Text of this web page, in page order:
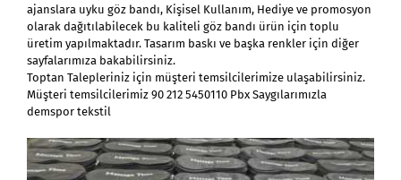
ajanslara uyku göz bandı, Kişisel Kullanım, Hediye ve promosyon
olarak dağıtılabilecek bu kaliteli göz bandı ürün için toplu
üretim yapılmaktadır. Tasarım baskı ve başka renkler için diğer
sayfalarımıza bakabilirsiniz.
Toptan Talepleriniz için müşteri temsilcilerimize ulaşabilirsiniz.
Müşteri temsilcilerimiz 90 212 5450110 Pbx Saygılarımızla
demspor tekstil